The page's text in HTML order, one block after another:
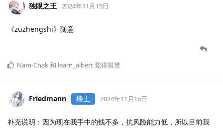
独眼之王 2024年11月15日
《zuzhengshi》随意
Nam-Chak和 learn_albert觉得很赞
Friedmann 楼主 2024年11月16日
补充说明：因为现在我手中的钱不多，抗风险能力低，所以目前我